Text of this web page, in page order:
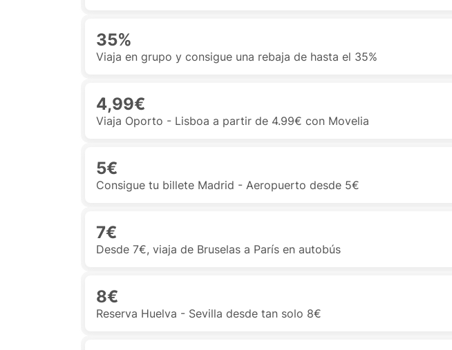
35%
Viaja en grupo y consigue una rebaja de hasta el 35%
4,99€
Viaja Oporto - Lisboa a partir de 4.99€ con Movelia
5€
Consigue tu billete Madrid - Aeropuerto desde 5€
7€
Desde 7€, viaja de Bruselas a París en autobús
8€
Reserva Huelva - Sevilla desde tan solo 8€